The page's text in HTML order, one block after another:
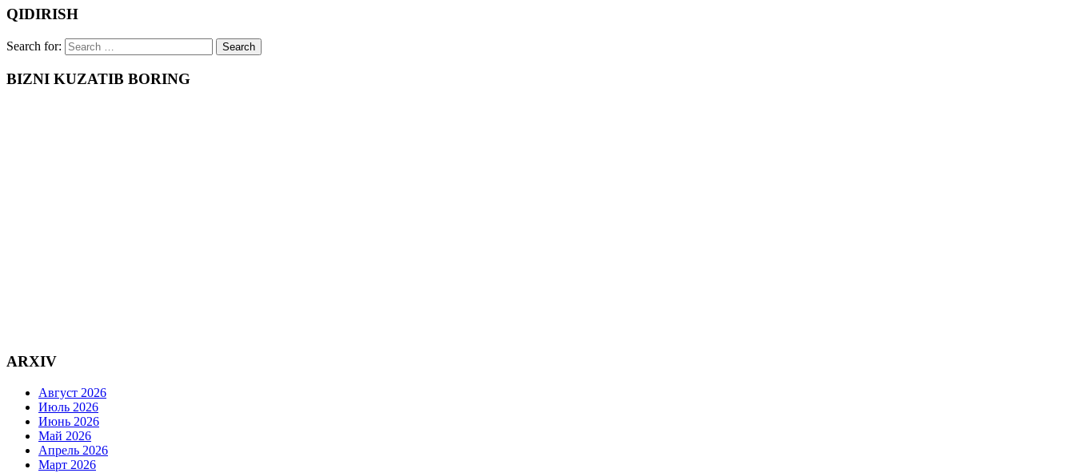
QIDIRISH
Search for:
BIZNI KUZATIB BORING
ARXIV
Август 2026
Июль 2026
Июнь 2026
Май 2026
Апрель 2026
Март 2026